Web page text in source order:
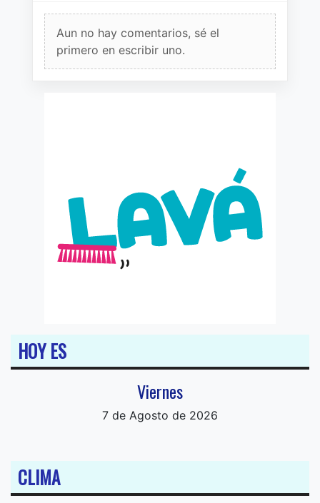
Aun no hay comentarios, sé el
primero en escribir uno.
HOY ES
Viernes
7 de Agosto de 2026
CLIMA